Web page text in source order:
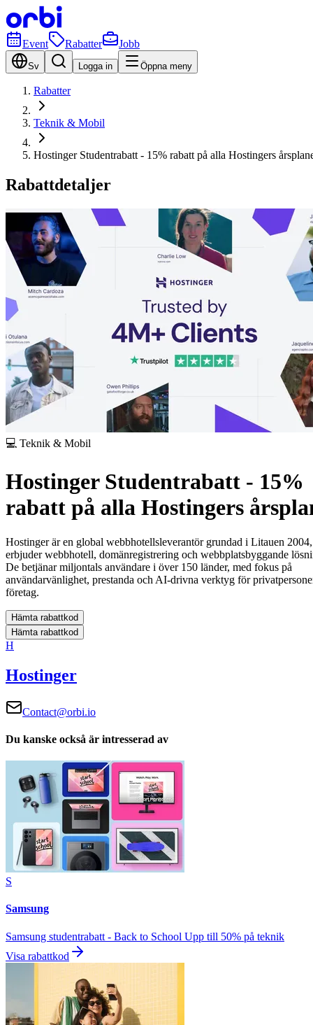
Event Rabatter Jobb
Sv Logga in Öppna meny
Rabatter
Teknik & Mobil
Hostinger Studentrabatt - 15% rabatt på alla Hostingers
Rabattdetaljer
💻 Teknik & Mobil
Hostinger Studentrabatt - 15%
rabatt på alla Hostingers
Hostinger är en global webbhotellsleverantör grundad i Litauen
erbjuder webbhotell, domänregistrering och webbplatsbyggande
De betjänar miljontals användare i över 150 länder, med fokus på
användarvänlighet, prestanda och AI-drivna verktyg för
företag.
Hämta rabattkod
Hämta rabattkod
H
Hostinger
Contact@orbi.io
Du kanske också är intresserad av
S
Samsung
Samsung studentrabatt - Back to School Upp till 50% på teknik
Visa rabattkod